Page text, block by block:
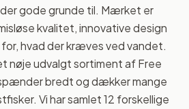
gode grunde til. Mærket er
kvalitet, innovative design
hvad der kræves ved vandet.
nøje udvalgt sortiment af Free
bredt og dækker mange
Vi har samlet 12 forskellige